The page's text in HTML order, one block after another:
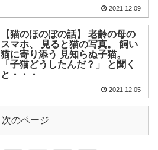
2021.12.09
【猫のほのぼの話】 老齢の母の
スマホ、 見ると猫の写真。 飼い
猫に寄り添う 見知らぬ子猫。
「子猫どうしたんだ？」 と聞く
と・・・
2021.12.05
次のページ